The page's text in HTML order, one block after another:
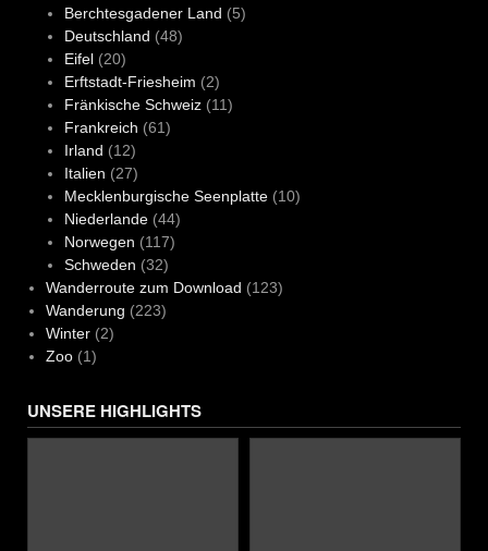
Berchtesgadener Land (5)
Deutschland (48)
Eifel(20)
Erftstadt-Friesheim (2)
Fränkische Schweiz(11)
Frankreich (61)
Irland (12)
Italien (27)
Mecklenburgische Seenplatte(10)
Niederlande(44)
Norwegen (117)
Schweden (32)
Wanderroute zum Download (123)
Wanderung (223)
Winter(2)
Zoo(1)
UNSERE HIGHLIGHTS